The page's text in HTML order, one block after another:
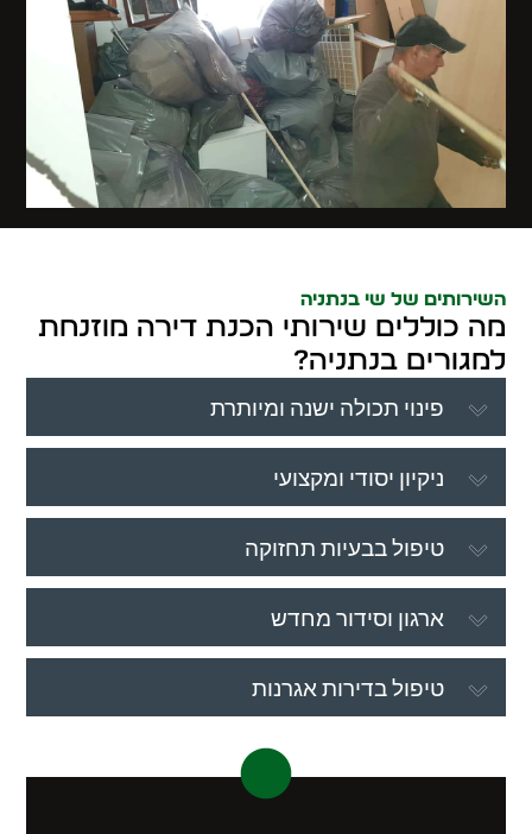
השירותים של שי בנתניה
מה כוללים שירותי הכנת דירה מוזנחת
למגורים בנתניה?
פינוי תכולה ישנה ומיותרת
ניקיון יסודי ומקצועי
טיפול בבעיות תחזוקה
ארגון וסידור מחדש
טיפול בדירות אגרנות